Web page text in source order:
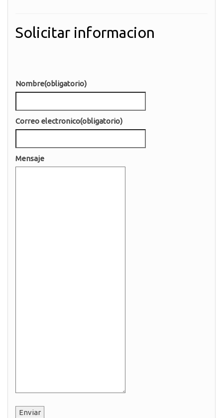
Solicitar informacion
Nombre(obligatorio)
Correo electronico(obligatorio)
Mensaje
Enviar